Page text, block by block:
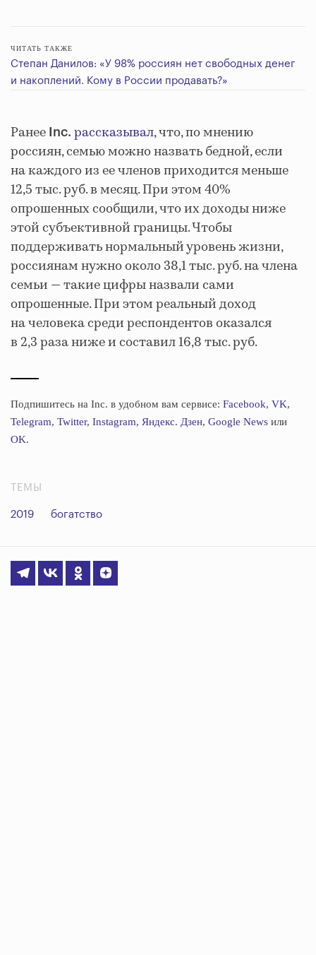
ЧИТАТЬ ТАКЖЕ
Степан Данилов: «У 98% россиян нет свободных денег
и накоплений. Кому в России продавать?»
Ранее Inc. рассказывал, что, по мнению
россиян, семью можно назвать бедной, если
на каждого из ее членов приходится меньше
12,5 тыс. руб. в месяц. При этом 40%
опрошенных сообщили, что их доходы ниже
этой субъективной границы. Чтобы
поддерживать нормальный уровень жизни,
россиянам нужно около 38,1 тыс. руб. на члена
семьи — такие цифры назвали сами
опрошенные. При этом реальный доход
на человека среди респондентов оказался
в 2,3 раза ниже и составил 16,8 тыс. руб.
Подпишитесь на Inc. в удобном вам сервисе: Facebook, VK,
Telegram, Twitter, Instagram, Яндекс. Дзен, Google News или
OK.
ТЕМЫ
2019 богатство